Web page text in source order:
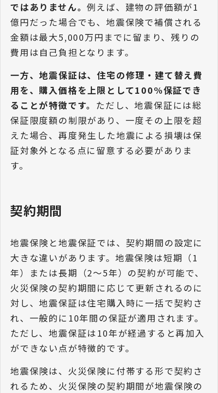
ではありません。例えば、建物の評価額が1
億円だった場合でも、地震保険で補償される
金額は最大5,000万円までに留まり、残りの
費用は自己負担となります。
一方、地震保証は、住宅の修理・建て替え費
用を、購入価格を上限として100%保証でき
ることが特徴です。 ただし、地震保証には総
保証限度額の制限があり、一度その上限を超
えた場合、再度発生した地震による損壊は保
証対象外となる点に留意する必要がありま
す。
契約期間
地震保険と地震保証では、契約期間の設定に
大きな違いがあります。地震保険は短期（1
年）または長期（2～5年）の契約が可能で、
火災保険の契約期間に応じて更新されるのに
対し、地震保証は住宅購入時に一括で契約さ
れ、一般的に10年間の保証が適用されます。
ただし、地震保証は10年が経過すると再加入
ができない点が特徴的です。
地震保険は、火災保険に付帯する形で契約さ
れるため、火災保険の契約期間が地震保険の